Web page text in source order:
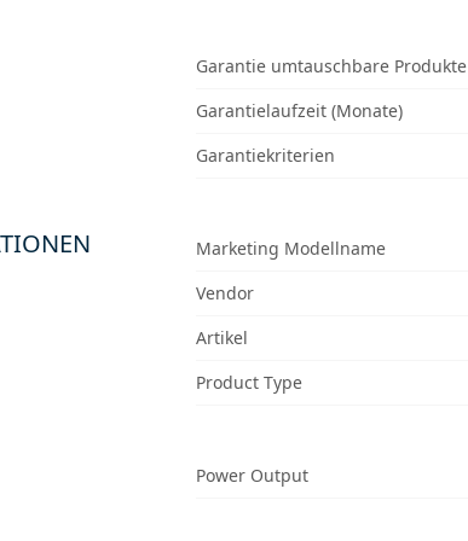
Garantie umtauschbare Produkte
Garantielaufzeit (Monate)
Garantiekriterien
Marketing Modellname
Vendor
Artikel
Product Type
Power Output